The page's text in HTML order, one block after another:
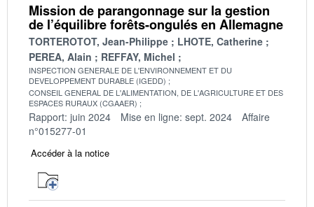
Mission de parangonnage sur la gestion
de l’équilibre forêts-ongulés en Allemagne
TORTEROTOT, Jean-Philippe
LHOTE, Catherine
PEREA, Alain
REFFAY, Michel
INSPECTION GENERALE DE L'ENVIRONNEMENT ET DU
DEVELOPPEMENT DURABLE (IGEDD)
CONSEIL GENERAL DE L'ALIMENTATION, DE L'AGRICULTURE ET DES
ESPACES RURAUX (CGAAER)
Rapport: juin 2024 Mise en ligne: sept. 2024
Affaire
n°015277-01
Accéder à la notice